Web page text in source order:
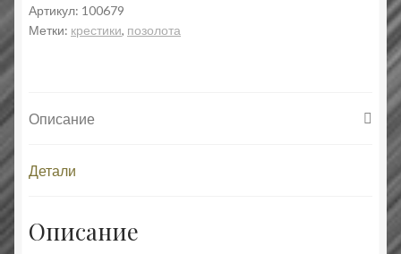
образом
Покрова
Артикул: 100679
Метки: крестики, позолота
Описание
Детали
Описание